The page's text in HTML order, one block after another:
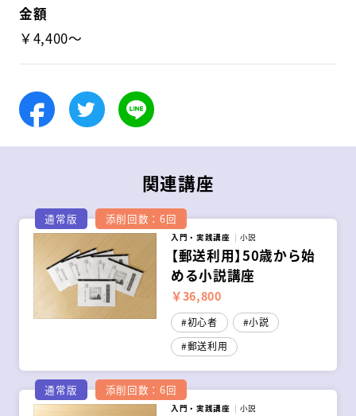
金額
￥4,400～
Facebook
TwitterLINE
関連講座
通常版 添削回数：6回
入門・実践講座 小説
【郵送利用】50歳から始
める小説講座
￥36,800
初心者
小説
郵送利用
通常版 添削回数：6回
入門・実践講座 小説